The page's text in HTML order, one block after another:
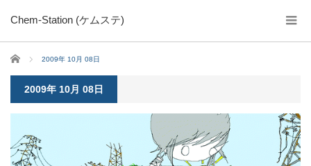
Chem-Station (ケムステ)
ホーム 2009年 10月 08日
2009年 10月 08日